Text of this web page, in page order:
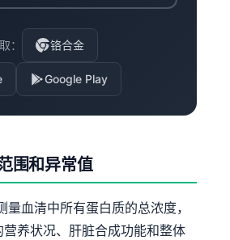
： 铬合金
Google Play
围和异常值
量血清中所有蛋白质的总浓度，
养状况、肝脏合成功能和整体